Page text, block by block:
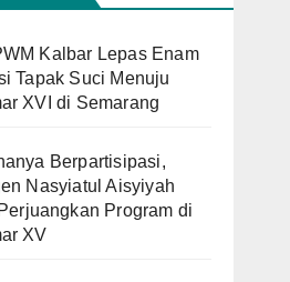
Kalbar Lepas Enam
Tapak Suci Menuju
XVI di Semarang
Berpartisipasi,
Nasyiatul Aisyiyah
Program di
XV